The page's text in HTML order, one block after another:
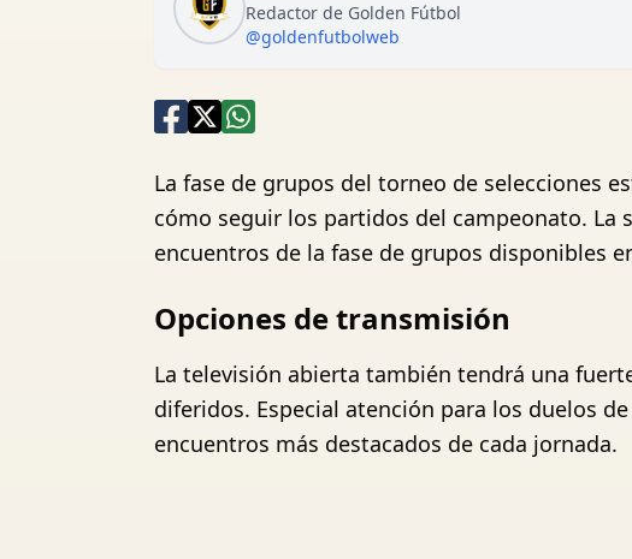
Redactor de Golden Fútbol
@goldenfutbolweb
La fase de grupos del torneo de selecciones
cómo seguir los partidos del campeonato. La
encuentros de la fase de grupos disponibles
Opciones de transmisión
La televisión abierta también tendrá una
diferidos. Especial atención para los duelos
encuentros más destacados de cada jornada.